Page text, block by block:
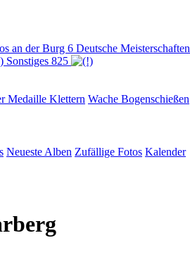
an der Burg 6 Deutsche Meisterschaften
Sonstiges 825
Medaille Klettern Wache Bogenschießen
Neueste Alben Zufällige Fotos Kalender